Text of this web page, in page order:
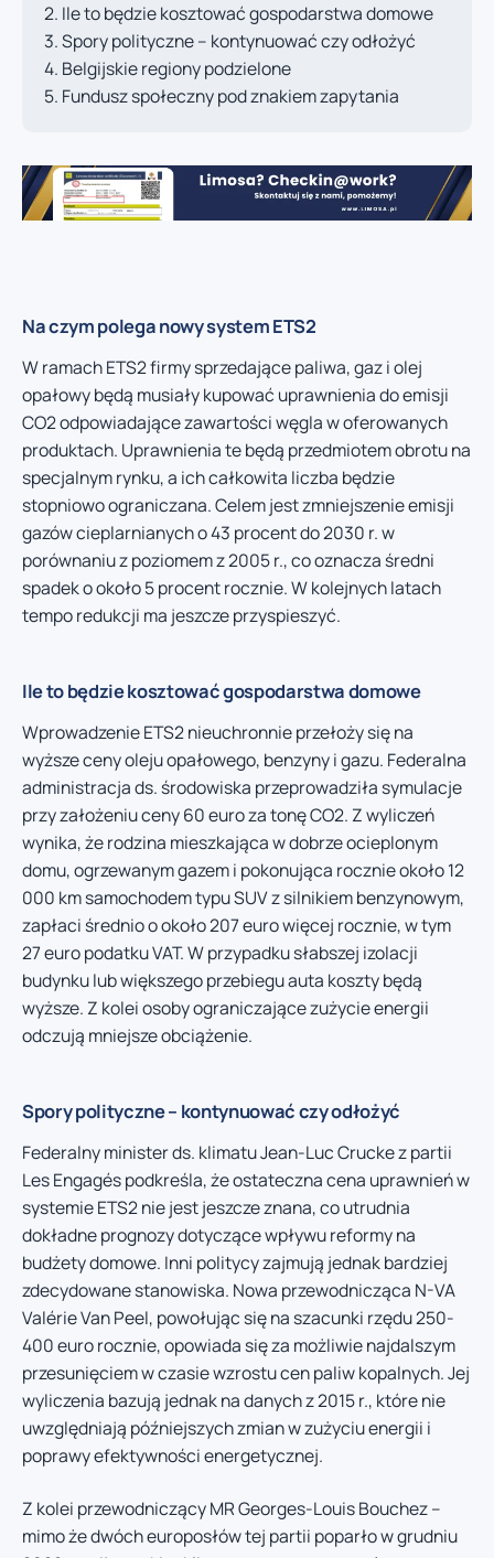
Ile to będzie kosztować gospodarstwa domowe
Spory polityczne – kontynuować czy odłożyć
Belgijskie regiony podzielone
Fundusz społeczny pod znakiem zapytania
Na czym polega nowy system ETS2
W ramach ETS2 firmy sprzedające paliwa, gaz i olej
opałowy będą musiały kupować uprawnienia do emisji
CO2 odpowiadające zawartości węgla w oferowanych
produktach. Uprawnienia te będą przedmiotem obrotu na
specjalnym rynku, a ich całkowita liczba będzie
stopniowo ograniczana. Celem jest zmniejszenie emisji
gazów cieplarnianych o 43 procent do 2030 r. w
porównaniu z poziomem z 2005 r., co oznacza średni
spadek o około 5 procent rocznie. W kolejnych latach
tempo redukcji ma jeszcze przyspieszyć.
Ile to będzie kosztować gospodarstwa domowe
Wprowadzenie ETS2 nieuchronnie przełoży się na
wyższe ceny oleju opałowego, benzyny i gazu. Federalna
administracja ds. środowiska przeprowadziła symulacje
przy założeniu ceny 60 euro za tonę CO2. Z wyliczeń
wynika, że rodzina mieszkająca w dobrze ocieplonym
domu, ogrzewanym gazem i pokonująca rocznie około 12
000 km samochodem typu SUV z silnikiem benzynowym,
zapłaci średnio o około 207 euro więcej rocznie, w tym
27 euro podatku VAT. W przypadku słabszej izolacji
budynku lub większego przebiegu auta koszty będą
wyższe. Z kolei osoby ograniczające zużycie energii
odczują mniejsze obciążenie.
Spory polityczne – kontynuować czy odłożyć
Federalny minister ds. klimatu Jean-Luc Crucke z partii
Les Engagés podkreśla, że ostateczna cena uprawnień w
systemie ETS2 nie jest jeszcze znana, co utrudnia
dokładne prognozy dotyczące wpływu reformy na
budżety domowe. Inni politycy zajmują jednak bardziej
zdecydowane stanowiska. Nowa przewodnicząca N-VA
Valérie Van Peel, powołując się na szacunki rzędu 250-
400 euro rocznie, opowiada się za możliwie najdalszym
przesunięciem w czasie wzrostu cen paliw kopalnych. Jej
wyliczenia bazują jednak na danych z 2015 r., które nie
uwzględniają późniejszych zmian w zużyciu energii i
poprawy efektywności energetycznej.
Z kolei przewodniczący MR Georges-Louis Bouchez –
mimo że dwóch europosłów tej partii poparło w grudniu